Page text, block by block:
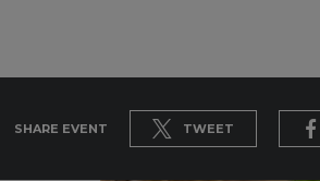
SHARE EVENT TWEET